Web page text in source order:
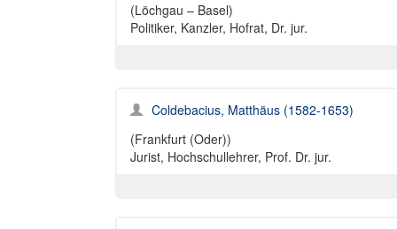
(Löchgau – Basel)
Politiker, Kanzler, Hofrat, Dr. jur.
Coldebacius, Matthäus (1582-1653)
(Frankfurt (Oder))
Jurist, Hochschullehrer, Prof. Dr. jur.